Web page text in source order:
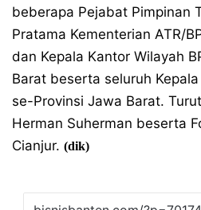
beberapa Pejabat Pimpinan
Pratama Kementerian ATR/
dan Kepala Kantor Wilayah
Barat beserta seluruh
se-Provinsi Jawa Barat.
Herman Suherman beserta
Cianjur. (dik)